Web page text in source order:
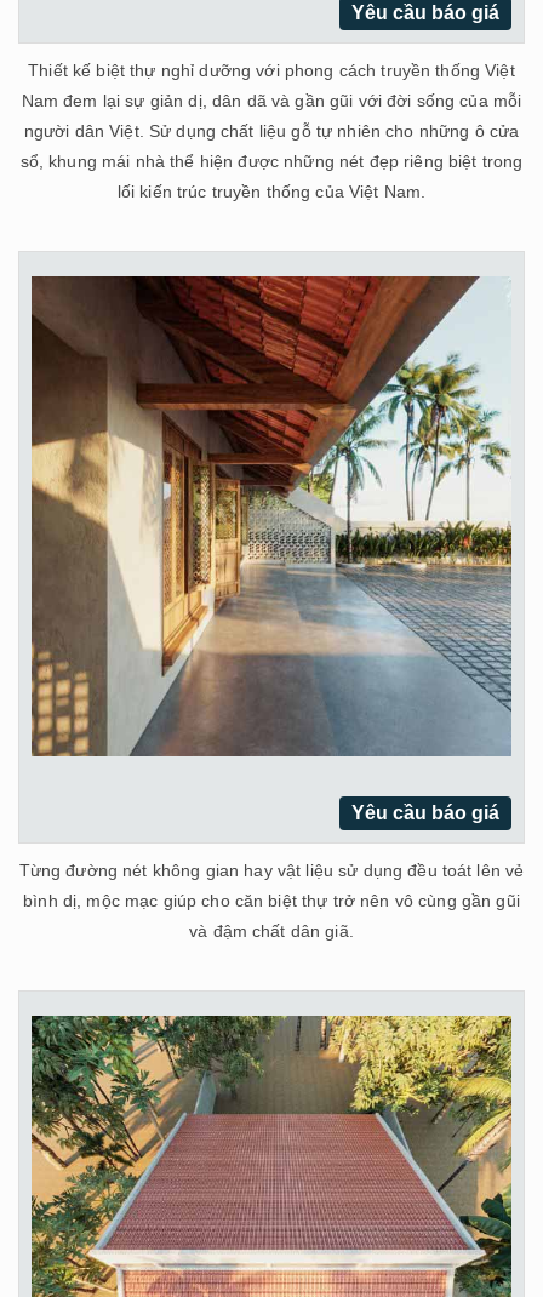
Yêu cầu báo giá
Thiết kế biệt thự nghỉ dưỡng với phong cách truyền thống Việt
Nam đem lại sự giản dị, dân dã và gần gũi với đời sống của mỗi
người dân Việt. Sử dụng chất liệu gỗ tự nhiên cho những ô cửa
sổ, khung mái nhà thể hiện được những nét đẹp riêng biệt trong
lối kiến trúc truyền thống của Việt Nam.
Yêu cầu báo giá
Từng đường nét không gian hay vật liệu sử dụng đều toát lên vẻ
bình dị, mộc mạc giúp cho căn biệt thự trở nên vô cùng gần gũi
và đậm chất dân giã.